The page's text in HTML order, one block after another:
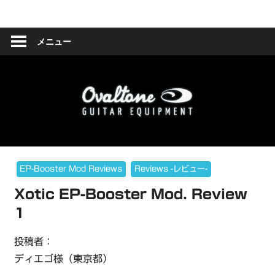
ン
Ovaltone
-
handmade
effect
メニュー
EP-Booster Mod Reviews Reviews -レビュー-
Xotic EP-Booster Mod. Review
1
投稿者：
ディエゴ様（東京都）